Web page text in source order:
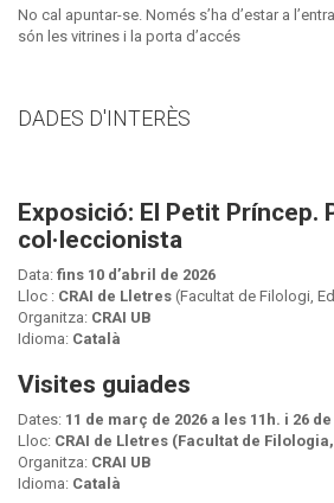
No cal apuntar-se. Només s’ha d’estar a
són les vitrines i la porta d’accés
DADES D'INTERÈS
Exposició: El Petit Príncep.
col·leccionista
Data: fins 10 d’abril de 2026
Lloc : CRAI de Lletres (Facultat de Filologi,
Organitza: CRAI UB
Idioma: Català
Visites guiades
Dates: 11 de març de 2026 a les 11h. i 26
Lloc: CRAI de Lletres (Facultat de
Organitza: CRAI UB
Idioma: Català